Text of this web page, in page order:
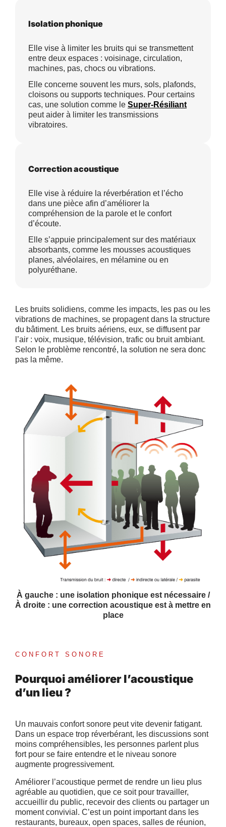
Isolation phonique
Elle vise à limiter les bruits qui se transmettent
entre deux espaces : voisinage, circulation,
machines, pas, chocs ou vibrations.
Elle concerne souvent les murs, sols, plafonds,
cloisons ou supports techniques. Pour certains
cas, une solution comme le Super-Résiliant
peut aider à limiter les transmissions
vibratoires.
Correction acoustique
Elle vise à réduire la réverbération et l’écho
dans une pièce afin d’améliorer la
compréhension de la parole et le confort
d’écoute.
Elle s’appuie principalement sur des matériaux
absorbants, comme les mousses acoustiques
planes, alvéolaires, en mélamine ou en
polyuréthane.
Les bruits solidiens, comme les impacts, les pas ou les
vibrations de machines, se propagent dans la structure
du bâtiment. Les bruits aériens, eux, se diffusent par
l’air : voix, musique, télévision, trafic ou bruit ambiant.
Selon le problème rencontré, la solution ne sera donc
pas la même.
À gauche : une isolation phonique est nécessaire /
À droite : une correction acoustique est à mettre en
place
CONFORT SONORE
Pourquoi améliorer l’acoustique
d’un lieu ?
Un mauvais confort sonore peut vite devenir fatigant.
Dans un espace trop réverbérant, les discussions sont
moins compréhensibles, les personnes parlent plus
fort pour se faire entendre et le niveau sonore
augmente progressivement.
Améliorer l’acoustique permet de rendre un lieu plus
agréable au quotidien, que ce soit pour travailler,
accueillir du public, recevoir des clients ou partager un
moment convivial. C’est un point important dans les
restaurants, bureaux, open spaces, salles de réunion,